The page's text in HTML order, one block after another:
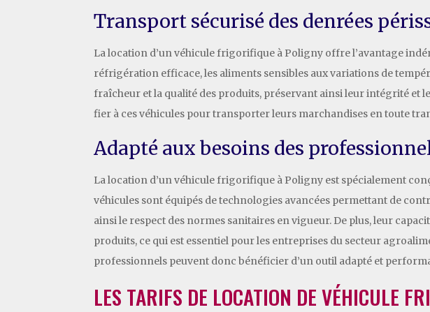
Transport sécurisé des denrées
La location d’un véhicule frigorifique à Poligny offre l’avantage
réfrigération efficace, les aliments sensibles aux variations de
fraîcheur et la qualité des produits, préservant ainsi leur intégrité et
fier à ces véhicules pour transporter leurs marchandises en toute
Adapté aux besoins des
La location d’un véhicule frigorifique à Poligny est spécialement
véhicules sont équipés de technologies avancées permettant de
ainsi le respect des normes sanitaires en vigueur. De plus, leur
produits, ce qui est essentiel pour les entreprises du secteur
professionnels peuvent donc bénéficier d’un outil adapté et
LES TARIFS DE LOCATION DE VÉHICULE